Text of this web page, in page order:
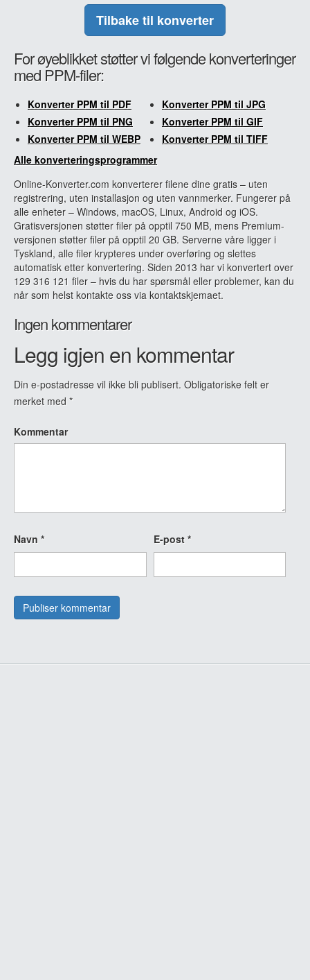
Tilbake til konverter
For øyeblikket støtter vi følgende konverteringer
med PPM-filer:
Konverter PPM til PDF
Konverter PPM til JPG
Konverter PPM til PNG
Konverter PPM til GIF
Konverter PPM til WEBP
Konverter PPM til TIFF
Alle konverteringsprogrammer
Online-Konverter.com konverterer filene dine gratis – uten
registrering, uten installasjon og uten vannmerker. Fungerer på
alle enheter – Windows, macOS, Linux, Android og iOS.
Gratisversjonen støtter filer på opptil 750 MB, mens Premium-
versjonen støtter filer på opptil 20 GB. Serverne våre ligger i
Tyskland, alle filer krypteres under overføring og slettes
automatisk etter konvertering. Siden 2013 har vi konvertert over
129 316 121 filer – hvis du har spørsmål eller problemer, kan du
når som helst kontakte oss via kontaktskjemaet.
Ingen kommentarer
Legg igjen en kommentar
Din e-postadresse vil ikke bli publisert. Obligatoriske felt er
merket med *
Kommentar
Navn * E-post *